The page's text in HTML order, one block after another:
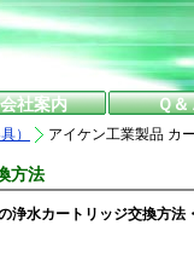
会社案内 Ｑ＆
） アイケン工業製品 カ
方法
浄水カートリッジ交換方法